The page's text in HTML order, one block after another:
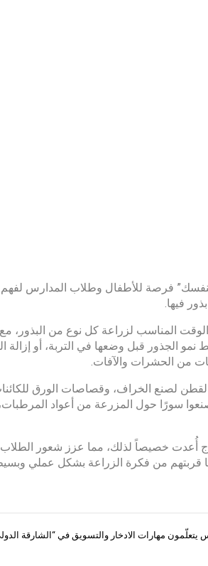
فرصة للأطفال وطلاب المدارس لفهم
فيها.
المناسب لزراعة كل نوع من البذور،
نمو الجذور قبل وضعها في التربة، أو إزالة
من الحشرات والآفات.
لصنع الخراف، وقصاصات الورق
سورًا حول المزرعة من أعواد
أُعدت خصيصاً لذلك، مما عزز شعور الطلاب
قربتهم من فكرة الزراعة بشكل عملي
يتعلّمون مهارات الادخار والتسويق في “الشارقة